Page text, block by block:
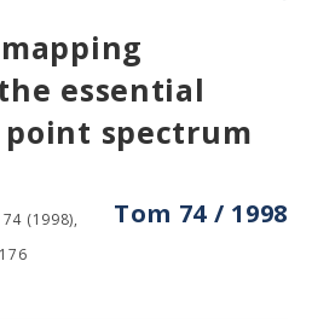
essential
spectrum
Tom 74 / 1998
(1998),